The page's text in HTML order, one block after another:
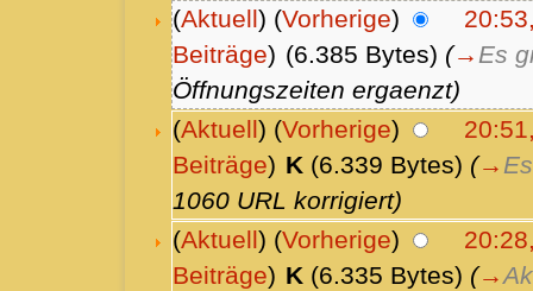
(Aktuell) (Vorherige)
Beiträge) (6.385 Bytes) (→ Es
Öffnungszeiten ergaenzt)
(Aktuell) (Vorherige)
Beiträge) K (6.339 Bytes) (→
1060 URL korrigiert)
(Aktuell) (Vorherige)
Beiträge) K (6.335 Bytes) (→